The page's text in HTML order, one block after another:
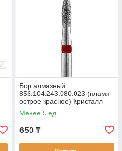
Бор алмазный
856.104.243.080.023 (пламя
острое красное) Кристалл
Казань
Менее 5 ед.
650 ₸